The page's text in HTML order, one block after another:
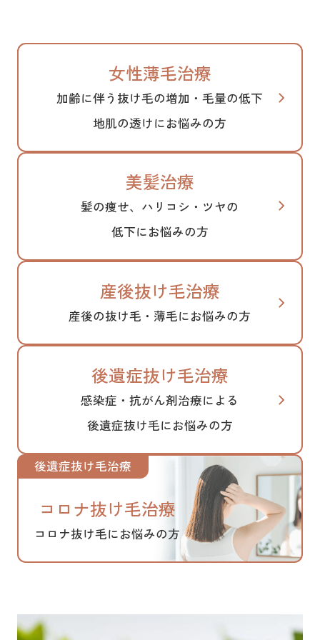
女性薄毛治療
加齢に伴う抜け毛の増加・毛量の低下
地肌の透けにお悩みの方
美髪治療
髪の痩せ、ハリコシ・ツヤの
低下にお悩みの方
産後抜け毛治療
産後の抜け毛・薄毛にお悩みの方
後遺症抜け毛治療
感染症・抗がん剤治療による
後遺症抜け毛にお悩みの方
コロナ抜け毛治療
コロナ抜け毛にお悩みの方